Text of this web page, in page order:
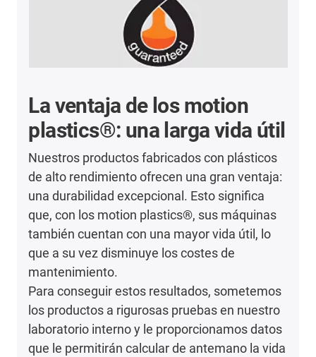
La ventaja de los motion
plastics®: una larga vida útil
Nuestros productos fabricados con plásticos
de alto rendimiento ofrecen una gran ventaja:
una durabilidad excepcional. Esto significa
que, con los motion plastics®, sus máquinas
también cuentan con una mayor vida útil, lo
que a su vez disminuye los costes de
mantenimiento.
Para conseguir estos resultados, sometemos
los productos a rigurosas pruebas en nuestro
laboratorio interno y le proporcionamos datos
que le permitirán calcular de antemano la vida